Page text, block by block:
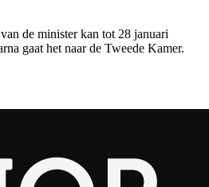
van de minister kan tot 28 januari
gaat het naar de Tweede Kamer.